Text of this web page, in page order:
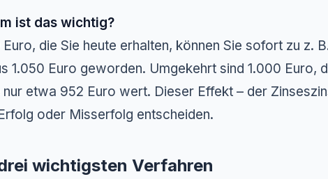
ist das wichtig?
Euro, die Sie heute erhalten, können Sie sofort zu z.
1.050 Euro geworden. Umgekehrt sind 1.000 Euro,
nur etwa 952 Euro wert. Dieser Effekt – der
oder Misserfolg entscheiden.
wichtigsten Verfahren